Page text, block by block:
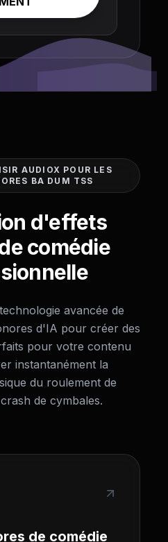
AUDIOX POUR LES
BA DUM TSS
d'effets
comédie
avancée de
d'IA pour créer des
pour votre contenu
instantanément la
du roulement de
de cymbales.
de comédie